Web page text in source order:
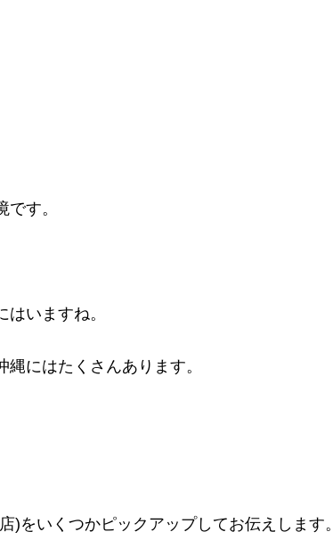
す。
いますね。
にはたくさんあります。
をいくつかピックアップしてお伝えします。